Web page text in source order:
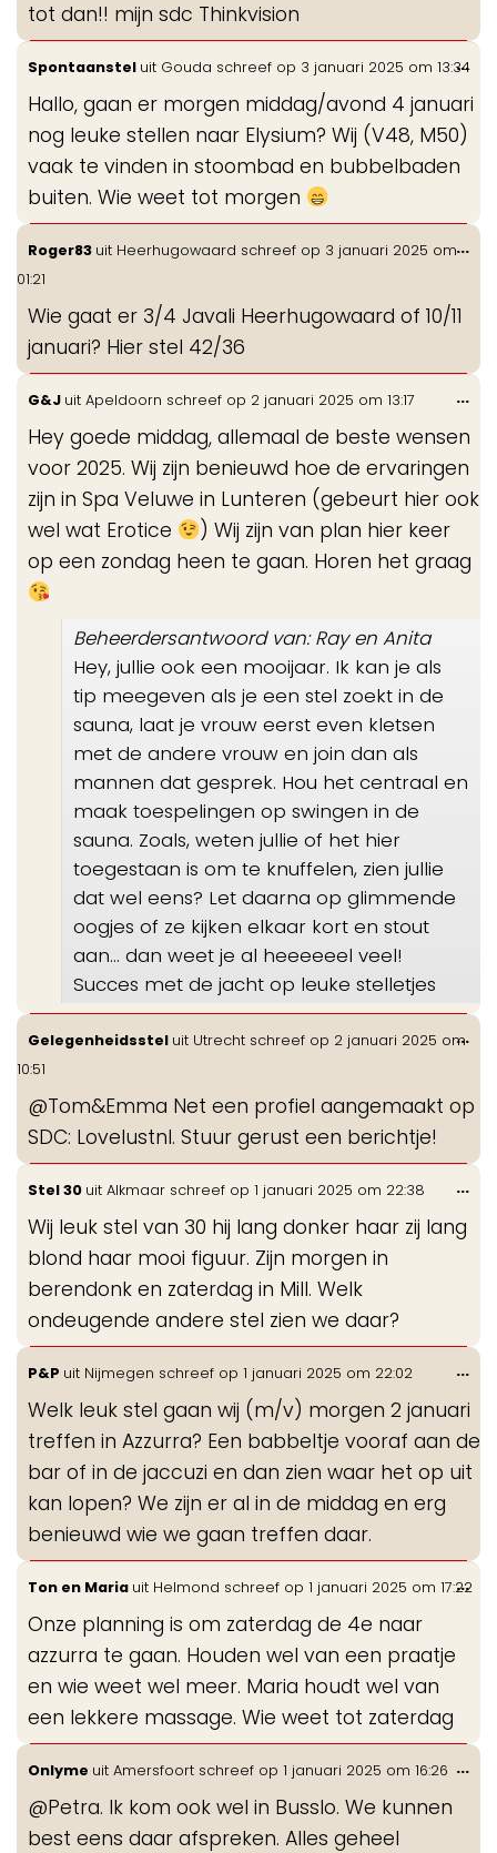
tot dan!! mijn sdc Thinkvision
Spontaanstel uit Gouda schreef op 3 januari 2025 om 13:34
Hallo, gaan er morgen middag/avond 4 januari
nog leuke stellen naar Elysium? Wij (V48, M50)
vaak te vinden in stoombad en bubbelbaden
buiten. Wie weet tot morgen
...
Roger83 uit Heerhugowaard schreef op 3 januari 2025 om
01:21
Wie gaat er 3/4 Javali Heerhugowaard of 10/11
januari? Hier stel 42/36
...
G&J uit Apeldoorn schreef op 2 januari 2025 om 13:17
Hey goede middag, allemaal de beste wensen
voor 2025. Wij zijn benieuwd hoe de ervaringen
zijn in Spa Veluwe in Lunteren (gebeurt hier ook
wel wat Erotice
) Wij zijn van plan hier keer
op een zondag heen te gaan. Horen het graag
Beheerdersantwoord van: Ray en Anita
Hey, jullie ook een mooijaar. Ik kan je als
tip meegeven als je een stel zoekt in de
sauna, laat je vrouw eerst even kletsen
met de andere vrouw en join dan als
mannen dat gesprek. Hou het centraal en
maak toespelingen op swingen in de
sauna. Zoals, weten jullie of het hier
toegestaan is om te knuffelen, zien jullie
dat wel eens? Let daarna op glimmende
oogjes of ze kijken elkaar kort en stout
aan… dan weet je al heeeeeel veel!
Succes met de jacht op leuke stelletjes
...
Gelegenheidsstel uit Utrecht schreef op 2 januari 2025 om
10:51
@Tom&Emma Net een profiel aangemaakt op
SDC: Lovelustnl. Stuur gerust een berichtje!
...
Stel 30 uit Alkmaar schreef op 1 januari 2025 om 22:38
Wij leuk stel van 30 hij lang donker haar zij lang
blond haar mooi figuur. Zijn morgen in
berendonk en zaterdag in Mill. Welk
ondeugende andere stel zien we daar?
...
P&P uit Nijmegen schreef op 1 januari 2025 om 22:02
Welk leuk stel gaan wij (m/v) morgen 2 januari
treffen in Azzurra? Een babbeltje vooraf aan de
bar of in de jaccuzi en dan zien waar het op uit
kan lopen? We zijn er al in de middag en erg
benieuwd wie we gaan treffen daar.
...
Ton en Maria uit Helmond schreef op 1 januari 2025 om 17:22
Onze planning is om zaterdag de 4e naar
azzurra te gaan. Houden wel van een praatje
en wie weet wel meer. Maria houdt wel van
een lekkere massage. Wie weet tot zaterdag
...
Onlyme uit Amersfoort schreef op 1 januari 2025 om 16:26
@Petra. Ik kom ook wel in Busslo. We kunnen
best eens daar afspreken. Alles geheel
...